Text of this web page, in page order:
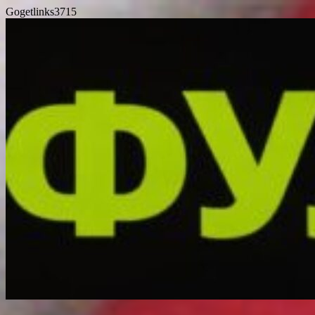
Gogetlinks3715